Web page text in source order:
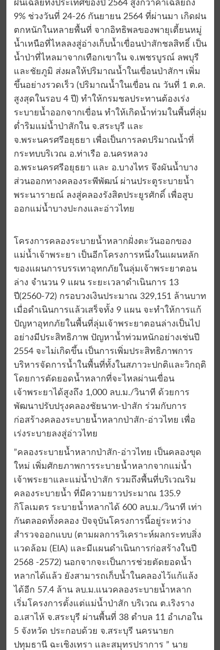
ฝนเฉลี่ยทั้งประเทศของปี 2564 สูงกว่าค่าเฉลี่ยถึง
9% ช่วงวันที่ 24-26 กันยายน 2564 ที่ผ่านมา เกิดฝน
ตกหนักในหลายพื้นที่ จากอิทธิพลของพายุเตี้ยนหมู่
น้ำเหนือที่ไหลลงสู่อ่างเก็บน้ำเขื่อนป่าสักชลสิทธิ์ เป็น
น้ำป่าที่ไหลมาจากเทือกเขาใน จ.เพชรบูรณ์ ลพบุรี
และชัยภูมิ ส่งผลให้ปริมาณน้ำในเขื่อนป่าสักฯ เพิ่ม
ขึ้นอย่างรวดเร็ว (ปริมาณน้ำในเขื่อน ณ วันที่ 1 ต.ค.
สูงสุดในรอบ 4 ปี) ทำให้กรมชลประทานต้องเร่ง
ระบายน้ำออกจากเขื่อน ทำให้เกิดน้ำท่วมในพื้นที่ลุ่ม
ต่ำริมแม่น้ำป่าสักใน จ.สระบุรี และ
จ.พระนครศรีอยุธยา เพื่อเป็นการลดปริมาณน้ำที่
กระทบบริเวณ อ.ท่าเรือ อ.นครหลวง
อ.พระนครศรีอยุธยา และ อ.บางไทร จึงผันน้ำบาง
ส่วนออกทางคลองระพีพัฒน์ ผ่านประตูระบายน้ำ
พระนารายณ์ ลงสู่คลองรังสิตประยูรศักดิ์ เพื่อสูบ
ออกแม่น้ำบางปะกงและอ่าวไทย
โครงการคลองระบายน้ำหลากฝั่งตะวันออกของ
แม่น้ำเจ้าพระยา เป็นอีกโครงการหนึ่งในแผนหลัก
ของแผนการบรรเทาอุทกภัยในลุ่มเจ้าพระยาตอน
ล่าง จำนวน 9 แผน ระยะเวลาดำเนินการ 13
ปี(2560-72) กรอบวงเงินประมาณ 329,151 ล้านบาท
เมื่อดำเนินการแล้วเสร็จทั้ง 9 แผน จะทำให้การแก้
ปัญหาอุทกภัยในพื้นที่ลุ่มเจ้าพระยาตอนล่างเป็นไป
อย่างมีประสิทธิภาพ ปัญหาน้ำท่วมหนักอย่างเช่นปี
2554 จะไม่เกิดขึ้น เป็นการเพิ่มประสิทธิภาพการ
บริหารจัดการน้ำในพื้นที่ทั้งในสภาวะปกติและวิกฤติ
โดยการตัดยอดน้ำหลากที่จะไหลผ่านเขื่อน
เจ้าพระยาได้สูงถึง 1,000 ลบ.ม./วินาที ด้วยการ
พัฒนาปรับปรุงคลองชัยนาท-ป่าสัก ร่วมกับการ
ก่อสร้างคลองระบายน้ำหลากป่าสัก-อ่าวไทย เพื่อ
เร่งระบายลงสู่อ่าวไทย
”คลองระบายน้ำหลากป่าสัก-อ่าวไทย เป็นคลองขุด
ใหม่ เพิ่มศักยภาพการระบายน้ำหลากจากแม่น้ำ
เจ้าพระยาและแม่น้ำป่าสัก รวมถึงพื้นที่บริเวณริม
คลองระบายน้ำ ที่มีความยาวประมาณ 135.9
กิโลเมตร ระบายน้ำหลากได้ 600 ลบ.ม./วินาที เท่า
กันตลอดทั้งคลอง ปัจจุบันโครงการนี้อยู่ระหว่าง
สำรวจออกแบบ (ตามผลการวิเคราะห์ผลกระทบสิ่ง
แวดล้อม (EIA) และมีแผนดำเนินการก่อสร้างในปี
2568 -2572) นอกจากจะเป็นการช่วยตัดยอดน้ำ
หลากได้แล้ว ยังสามารถเก็บน้ำในคลองไว้แก้แล้ง
ได้อีก 57.4 ล้าน ลบ.ม.แนวคลองระบายน้ำหลาก
เริ่มโครงการตั้งแต่แม่น้ำป่าสัก บริเวณ ต.เริงราง
อ.เสาไห้ จ.สระบุรี ผ่านพื้นที่ 38 ตำบล 11 อำเภอใน
5 จังหวัด ประกอบด้วย จ.สระบุรี นครนายก
ปทุมธานี ฉะเชิงเทรา และสมุทรปราการ ” นาย